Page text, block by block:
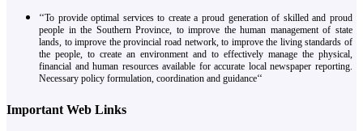
‘‘To provide optimal services to create a proud generation of skilled and proud
people in the Southern Province, to improve the human management of state
lands, to improve the provincial road network, to improve the living standards of
the people, to create an environment and to effectively manage the physical,
financial and human resources available for accurate local newspaper reporting.
Necessary policy formulation, coordination and guidance‘‘
Important Web Links